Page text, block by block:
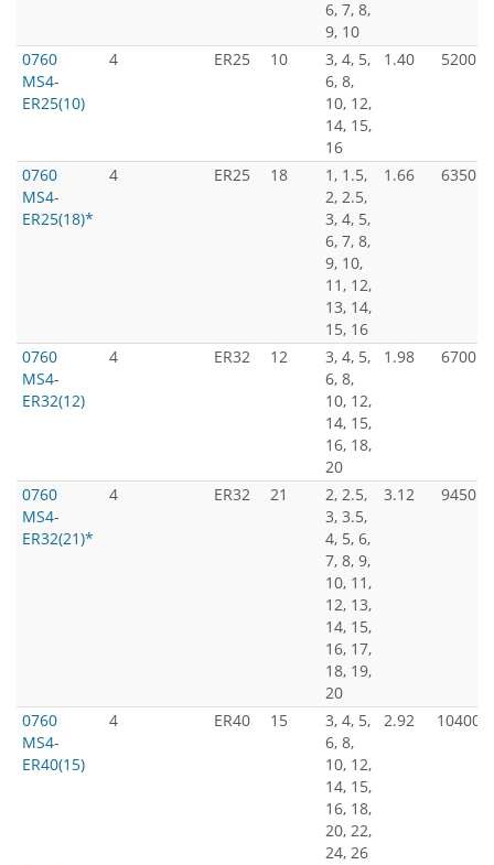
6, 7, 8,
9, 10
0760
MS4-
ER25(10)
4 ER25 10
3, 4, 5,
6, 8,
10, 12,
14, 15,
16
1.40 5200
0760
MS4-
ER25(18)*
4 ER25 18
1, 1.5,
2, 2.5,
3, 4, 5,
6, 7, 8,
9, 10,
11, 12,
13, 14,
15, 16
1.66 6350
0760
MS4-
ER32(12)
4 ER32 12
3, 4, 5,
6, 8,
10, 12,
14, 15,
16, 18,
20
1.98 6700
0760
MS4-
ER32(21)*
4 ER32 21
2, 2.5,
3, 3.5,
4, 5, 6,
7, 8, 9,
10, 11,
12, 13,
14, 15,
16, 17,
18, 19,
20
3.12 9450
0760
MS4-
ER40(15)
4 ER40 15
3, 4, 5,
6, 8,
10, 12,
14, 15,
16, 18,
20, 22,
24, 26
2.92 10400